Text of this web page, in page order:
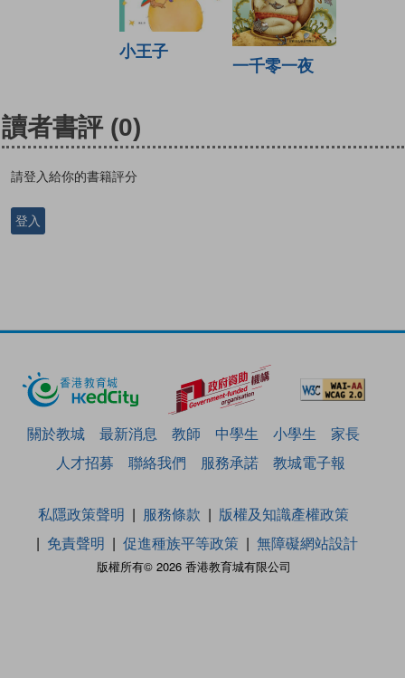
小王子
一千零一夜
讀者書評 (0)
請登入給你的書籍評分
登入
關於教城 最新消息 教師 中學生 小學生
家長
人才招募
聯絡我們 服務承諾 教城電子報
版權所有© 2026 香港教育城有限公司
私隱政策聲明 服務條款
版權及知識產權政策
免責聲明
促進種族平等政策 無障礙網站設計